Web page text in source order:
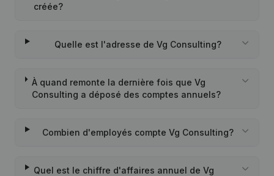
créée?
Quelle est l'adresse de Vg Consulting?
À quand remonte la dernière fois que Vg
Consulting a déposé des comptes annuels?
Combien d'employés compte Vg Consulting?
Quel est le chiffre d'affaires annuel de Vg